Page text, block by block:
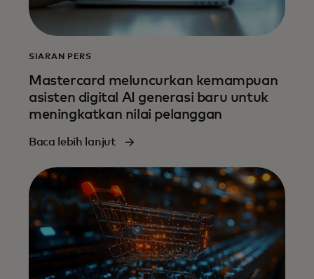
SIARAN PERS
Mastercard meluncurkan kemampuan
asisten digital AI generasi baru untuk
meningkatkan nilai pelanggan
Baca lebih lanjut